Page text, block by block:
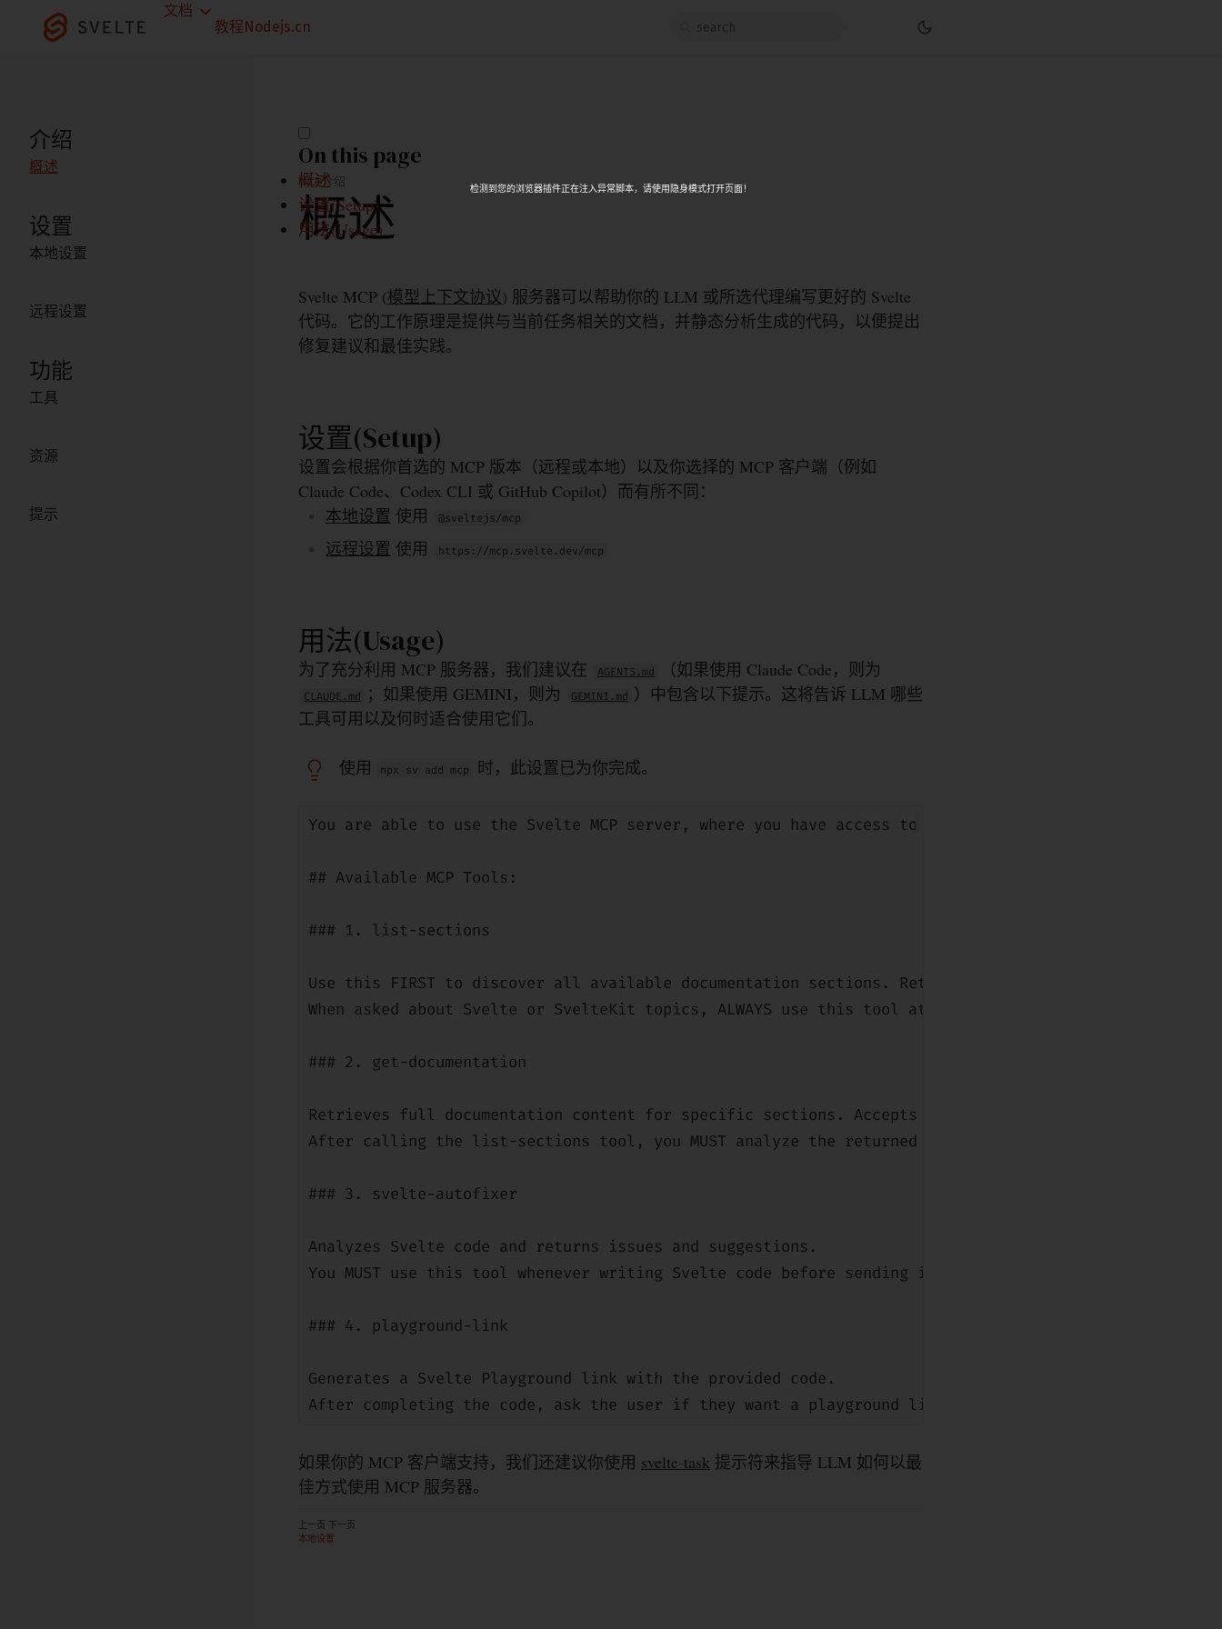
文档
教程Nodejs.cn
介绍
概述
设置
本地设置
远程设置
功能
工具
资源
提示
MCP介绍
概述
On this page
概述
设置(Setup)
用法(Usage)
Svelte MCP (模型上下文协议 ) 服务器可以帮助你的 LLM 或所选代理编写更好的 Svelte
代码。它的工作原理是提供与当前任务相关的文档，并静态分析生成的代码，以便提出
修复建议和最佳实践。
设置(Setup)
设置会根据你首选的 MCP 版本（远程或本地）以及你选择的 MCP 客户端（例如
Claude Code、Codex CLI 或 GitHub Copilot）而有所不同：
本地设置 使用 @sveltejs/mcp
远程设置 使用 https://mcp.svelte.dev/mcp
用法(Usage)
为了充分利用 MCP 服务器，我们建议在 AGENTS.md （如果使用 Claude Code，则为
CLAUDE.md ；如果使用 GEMINI，则为 GEMINI.md
）中包含以下提示。这将告诉 LLM 哪些
工具可用以及何时适合使用它们。
使用 npx sv add mcp 时，此设置已为你完成。
You are able to use the Svelte MCP server, where you have access to comprehensive Svelte 5 and
## Available MCP Tools:
### 1. list-sections
Use this FIRST to discover all available documentation sections. Returns a structured list with
When asked about Svelte or SvelteKit topics, ALWAYS use this tool at the start of the chat to find
### 2. get-documentation
Retrieves full documentation content for specific sections. Accepts single or multiple sections.
After calling the list-sections tool, you MUST analyze the returned documentation sections
### 3. svelte-autofixer
Analyzes Svelte code and returns issues and suggestions.
You MUST use this tool whenever writing Svelte code before sending it to the user. Keep calling it
### 4. playground-link
Generates a Svelte Playground link with the provided code.
After completing the code, ask the user if they want a playground link. Only call this tool after
如果你的 MCP 客户端支持，我们还建议你使用 svelte-task 提示符来指导 LLM 如何以最
佳方式使用 MCP 服务器。
上一页 下一页
本地设置
检测到您的浏览器插件正在注入异常脚本，请使用隐身模式打开页面！